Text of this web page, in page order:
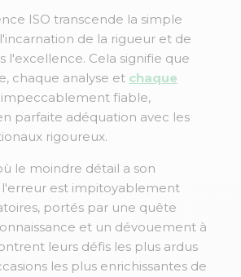
ISO transcende la simple
de la rigueur et de
l'excellence. Cela signifie que
chaque analyse et chaque
fiable,
parfaite adéquation avec les
rigoureux.
le moindre détail a son
est impitoyablement
portés par une quête
et un dévouement à
leurs défis les plus ardus
les plus enrichissantes de